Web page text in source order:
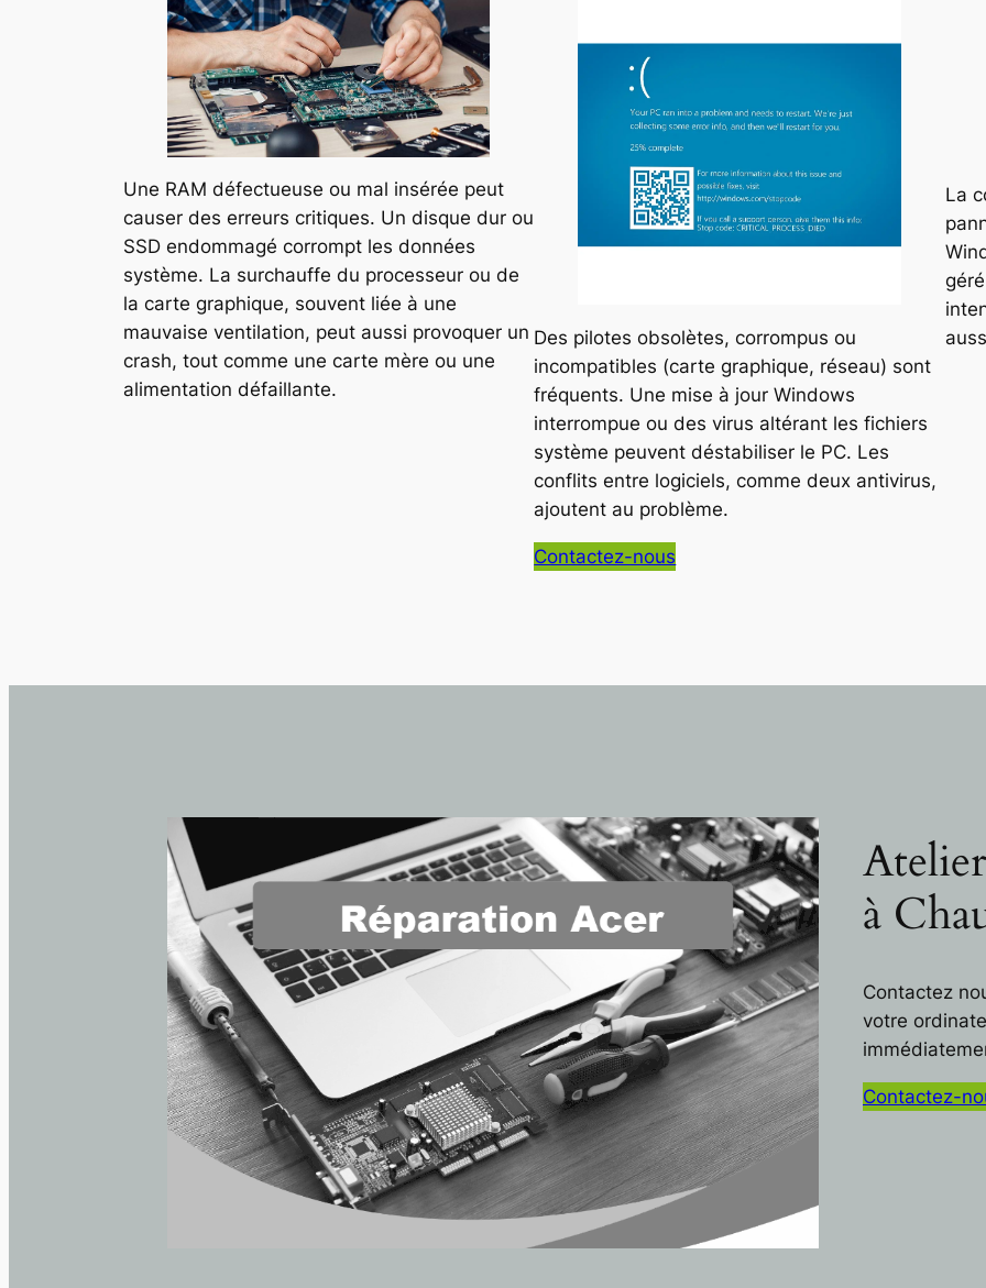
Une RAM défectueuse ou mal insérée peut
causer des erreurs critiques. Un disque dur ou
SSD endommagé corrompt les données
système. La surchauffe du processeur ou de
la carte graphique, souvent liée à une
mauvaise ventilation, peut aussi provoquer un
crash, tout comme une carte mère ou une
alimentation défaillante.
Des pilotes obsolètes, corrompus ou
incompatibles (carte graphique, réseau) sont
fréquents. Une mise à jour Windows
interrompue ou des virus altérant les fichiers
système peuvent déstabiliser le PC. Les
conflits entre logiciels, comme deux antivirus,
ajoutent au problème.
Contactez-nous
La
à
Contactez
votre
Contactez-